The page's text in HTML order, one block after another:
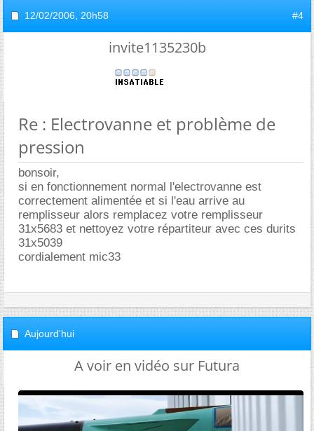
12/02/2006, 20h58 #4
invite1135230b
Re : Electrovanne et problème de
pression
bonsoir,
si en fonctionnement normal l'electrovanne est
correctement alimentée et si l'eau arrive au
remplisseur alors remplacez votre remplisseur
31x5683 et nettoyez votre répartiteur avec ces durits
31x5039
cordialement mic33
Aujourd'hui
A voir en vidéo sur Futura